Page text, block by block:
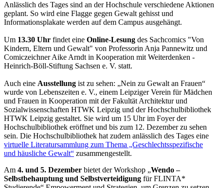
Anlässlich des Tages sind an der Hochschule verschiedene Aktionen
geplant. So wird eine Flagge gegen Gewalt gehisst und
Informationsplakate werden auf dem Campus ausgehängt.
Um 13.30 Uhr findet eine Online-Lesung des Sachcomics "Von
Kindern, Eltern und Gewalt" von Professorin Anja Pannewitz und
Comiczeichner Aike Arndt in Kooperation mit Weiterdenken -
Heinrich-Böll-Stiftung Sachsen e. V. statt.
Auch eine Ausstellung ist zu sehen: „Nein zu Gewalt an Frauen“
wurde von Lebenszeiten e. V., einem Leipziger Verein für Mädchen
und Frauen in Kooperation mit der Fakultät Architektur und
Sozialwissenschaften HTWK Leipzig und der Hochschulbibliothek
HTWK Leipzig gestaltet. Sie wird um 15 Uhr im Foyer der
Hochschulbibliothek eröffnet und bis zum 12. Dezember zu sehen
sein. Die Hochschulbibliothek hat zudem anlässlich des Tages eine
virtuelle Literatursammlung zum Thema „Geschlechtsspezifische
und häusliche Gewalt“ zusammengestellt.
Am 4. und 5. Dezember bietet der Workshop „Wendo –
Selbstbehauptung und Selbstverteidigung für FLINTA*